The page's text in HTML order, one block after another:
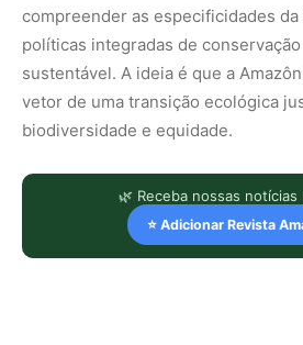
compreender as especificidades
políticas integradas de
sustentável. A ideia é que a
vetor de uma transição ecológica
biodiversidade e equidade.
🌿 Receba nossas notícias
⭐ Adicionar Revista